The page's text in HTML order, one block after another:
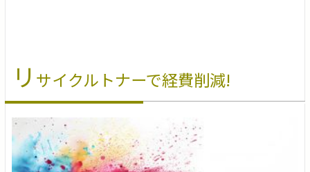
リ サイクルトナーで経費削減!